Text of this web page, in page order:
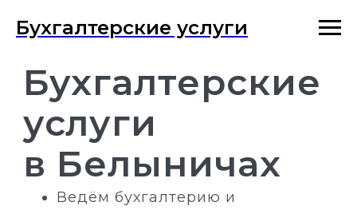
Бухгалтерские услуги
Бухгалтерские
услуги
в Белыничах
Ведём бухгалтерию и